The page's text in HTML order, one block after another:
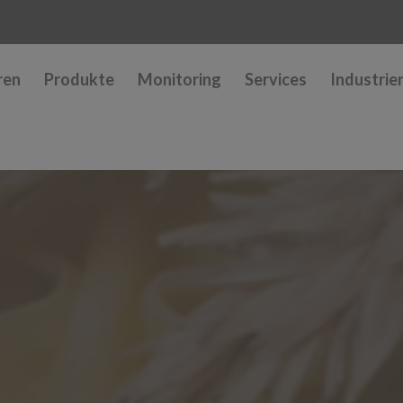
Produkte Monitoring Services